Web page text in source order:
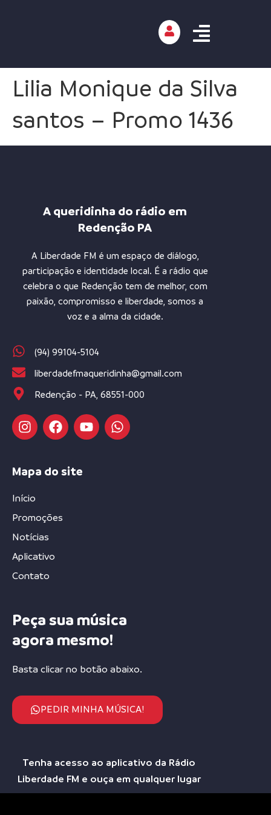
Lilia Monique da Silva
santos – Promo 1436
A queridinha do rádio em
Redenção PA
A Liberdade FM é um espaço de diálogo,
participação e identidade local. É a rádio que
celebra o que Redenção tem de melhor, com
paixão, compromisso e liberdade, somos a
voz e a alma da cidade.
(94) 99104-5104
liberdadefmaqueridinha@gmail.com
Redenção - PA, 68551-000
Mapa do site
Início
Promoções
Notícias
Aplicativo
Contato
Peça sua música
agora mesmo!
Basta clicar no botão abaixo.
PEDIR MINHA MÚSICA!
Tenha acesso ao aplicativo da Rádio
Liberdade FM e ouça em qualquer lugar